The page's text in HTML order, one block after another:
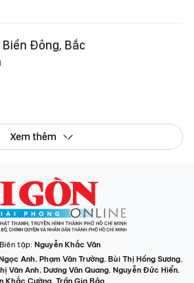
Đông, Bắc
Xem thêm
tập: Nguyễn Khắc Văn
Anh, Phạm Văn Trường, Bùi Thị Hồng Sương,
Vân Anh, Dương Văn Quang, Nguyễn Đức Hiển,
Khắc Cường, Trần Gia Bảo